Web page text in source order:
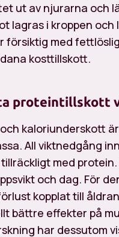
ut av njurarna och
lagras i kroppen
försiktig med
kosttillskott.
proteintillskott
kaloriunderskott
All viktnedgång
med
och dag. För
kopplat till
bättre effekter på
har dessutom